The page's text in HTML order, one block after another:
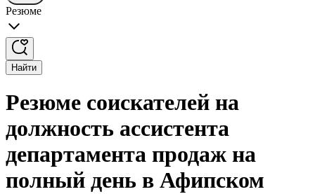
Резюме
Найти
Резюме соискателей на
должность ассистента
департамента продаж на
полный день в Афипском